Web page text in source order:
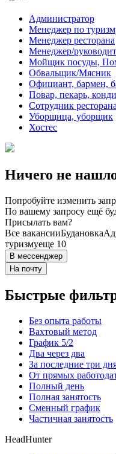
Администратор
Менеджер по
Менеджер ресторана
Менеджер/
Мойщик посуды,
Обвальщик/Мясник
Официант, бармен,
Повар, пекарь,
Сотрудник
Уборщица, уборщик
Хостес
Ничего не
Попробуйте изменить
По вашему запросу ещё
Присылать вам?
Все вакансииБудановка
туризмуеще 10
В мессенджер
На почту
Быстрые
Без опыта работы
Вахтовый метод
График 5/2
Два через два
За последние три
От прямых
Полный день
Полная занятость
Сменный график
Частичная занятость
HeadHunter